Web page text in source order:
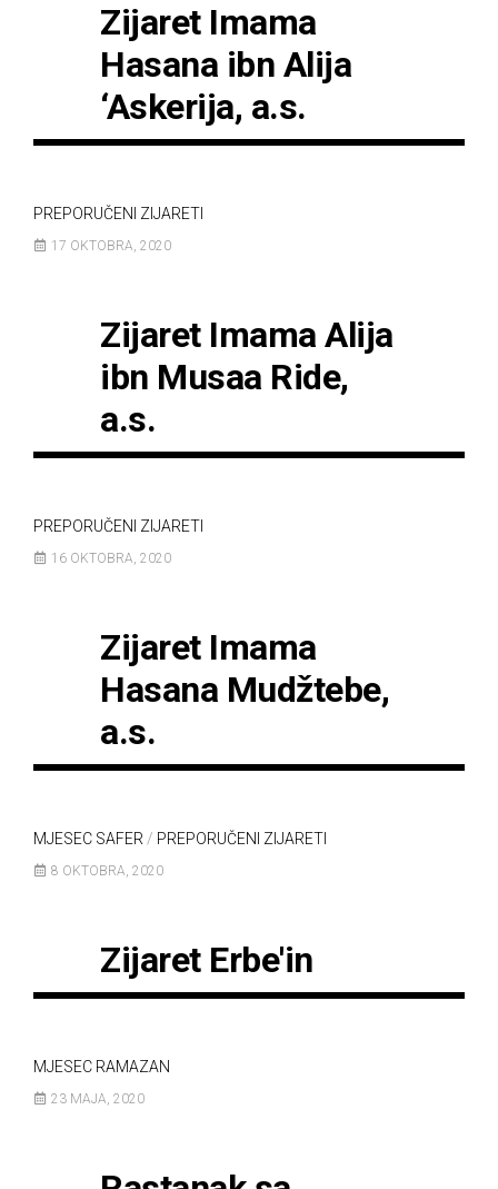
Zijaret Imama
Hasana ibn Alija
‘Askerija, a.s.
PREPORUČENI ZIJARETI
17 OKTOBRA, 2020
Zijaret Imama Alija
ibn Musaa Ride,
a.s.
PREPORUČENI ZIJARETI
16 OKTOBRA, 2020
Zijaret Imama
Hasana Mudžtebe,
a.s.
MJESEC SAFER / PREPORUČENI ZIJARETI
8 OKTOBRA, 2020
Zijaret Erbe'in
MJESEC RAMAZAN
23 MAJA, 2020